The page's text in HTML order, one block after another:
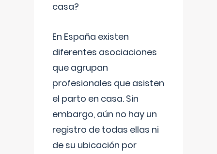
casa?
En España existen
diferentes asociaciones
que agrupan
profesionales que asisten
el parto en casa. Sin
embargo, aún no hay un
registro de todas ellas ni
de su ubicación por